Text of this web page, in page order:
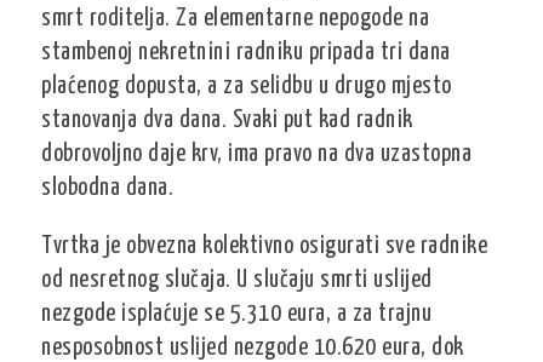
smrt roditelja. Za elementarne nepogode na
stambenoj nekretnini radniku pripada tri dana
plaćenog dopusta, a za selidbu u drugo mjesto
stanovanja dva dana. Svaki put kad radnik
dobrovoljno daje krv, ima pravo na dva uzastopna
slobodna dana.
Tvrtka je obvezna kolektivno osigurati sve radnike
od nesretnog slučaja. U slučaju smrti uslijed
nezgode isplaćuje se 5.310 eura, a za trajnu
nesposobnost uslijed nezgode 10.620 eura, dok